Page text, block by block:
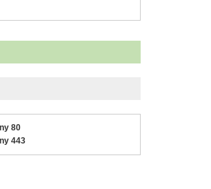
80
443